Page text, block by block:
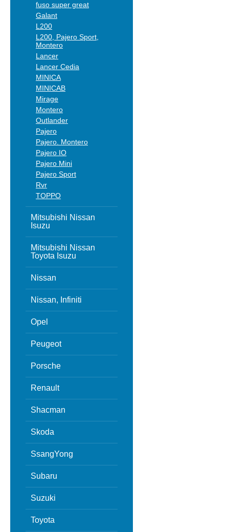
fuso super great
Galant
L200
L200, Pajero Sport,
Montero
Lancer
Lancer Cedia
MINICA
MINICAB
Mirage
Montero
Outlander
Pajero
Pajero. Montero
Pajero IO
Pajero Mini
Pajero Sport
Rvr
TOPPO
Mitsubishi Nissan
Isuzu
Mitsubishi Nissan
Toyota Isuzu
Nissan
Nissan, Infiniti
Opel
Peugeot
Porsche
Renault
Shacman
Skoda
SsangYong
Subaru
Suzuki
Toyota